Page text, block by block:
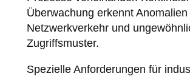
Überwachung erkennt Anomalien
Netzwerkverkehr und
Zugriffsmuster.
Spezielle Anforderungen für